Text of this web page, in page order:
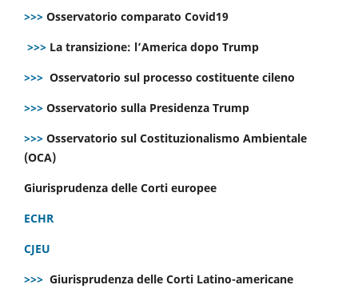
>>> Osservatorio comparato Covid19
>>> La transizione: l’America dopo Trump
>>> Osservatorio sul processo costituente cileno
>>> Osservatorio sulla Presidenza Trump
>>> Osservatorio sul Costituzionalismo Ambientale
(OCA)
Giurisprudenza delle Corti europee
ECHR
CJEU
>>> Giurisprudenza delle Corti Latino-americane